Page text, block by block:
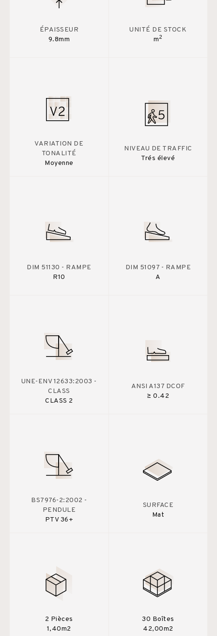
ÉPAISSEUR
9.8mm
UNITÉ DE STOCK
m2
VARIATION DE
TONALITÉ
Moyenne
NIVEAU DE TRAFFIC
Trés élevé
DIM 51130 - RAMPE
R10
DIM 51097 - RAMPE
A
UNE-ENV 12633:2003 -
CLASS
CLASS 2
ANSI A137 DCOF
≥ 0.42
BS7976-2:2002 -
PENDULE
PTV 36+
SURFACE
Mat
2 Pièces
1,40m2
30 Boîtes
42,00m2